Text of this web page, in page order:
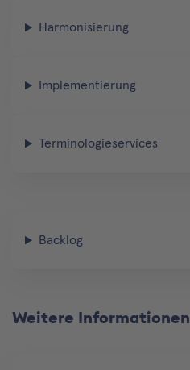
Harmonisierung
Implementierung
Terminologieservices
Backlog
Weitere Informationen